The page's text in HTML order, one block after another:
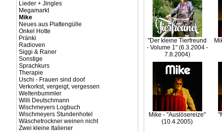
Lieder + Jingles
Megamarkt
Mike
Neues aus Plattengülle
Onkel Hotte
Pränki
Radioven
Siggi & Raner
Sonstige
Sprachkurs
Therapie
Uschi - Frauen sind doof
Verkorkst, vergeigt, vergessen
Weltenbummler
Willi Deutschmann
Wischmeyers Logbuch
Wischmeyers Stundenhotel
Wäschetrockner weinen nicht
Zwei kleine Italiener
"Der kleine Tierfreund
- Volume 1" (6.3.2004 -
7.8.2004)
Mike - "Auslösereize"
(10.4.2005)